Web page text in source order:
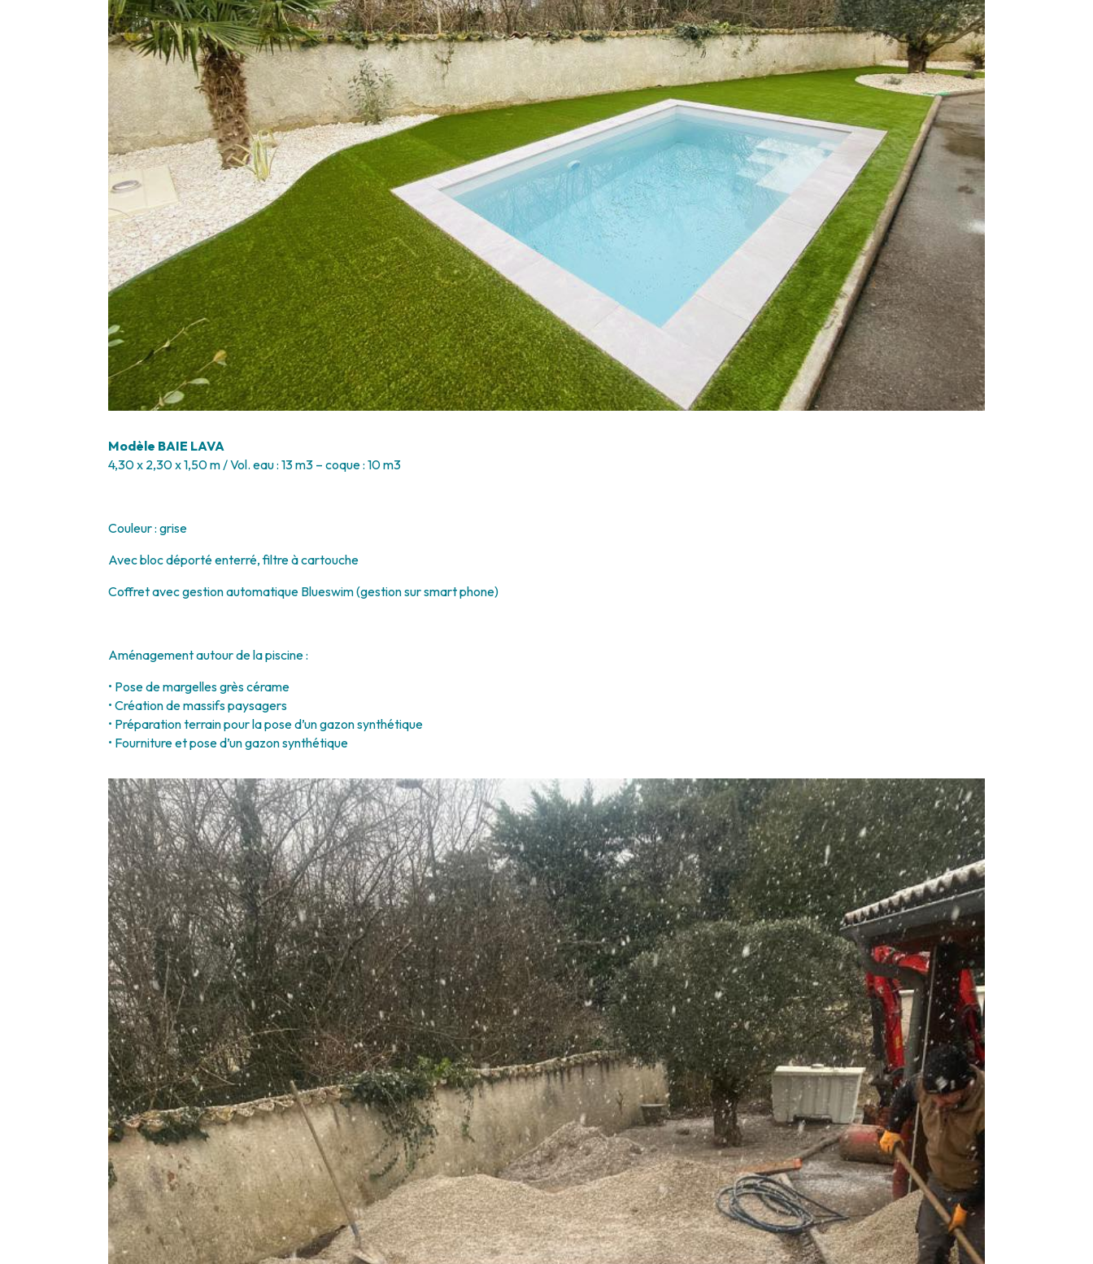
Modèle BAIE LAVA
4,30 x 2,30 x 1,50 m / Vol. eau : 13 m3 – coque : 10 m3
Couleur : grise
Avec bloc déporté enterré, filtre à cartouche
Coffret avec gestion automatique Blueswim (gestion sur smart phone)
Aménagement autour de la piscine :
• Pose de margelles grès cérame
• Création de massifs paysagers
• Préparation terrain pour la pose d’un gazon synthétique
• Fourniture et pose d’un gazon synthétique